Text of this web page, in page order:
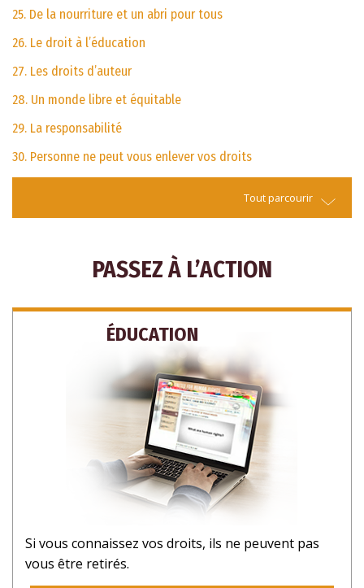
25. De la nourriture et un abri pour tous
26. Le droit à l’éducation
27. Les droits d’auteur
28. Un monde libre et équitable
29. La responsabilité
30. Personne ne peut vous enlever vos droits
Tout parcourir
PASSEZ À L’ACTION
ÉDUCATION
Si vous connaissez vos droits, ils ne peuvent pas
vous être retirés.